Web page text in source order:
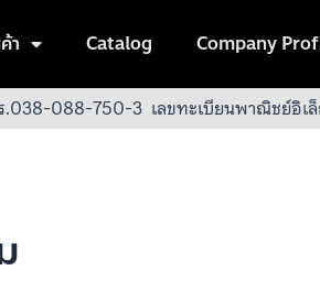
า Catalog Company
.038-088-750-3 เลขทะเบียนพาณิชย์อิ